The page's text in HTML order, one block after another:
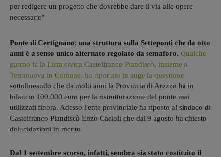
per redigere un progetto che dovrebbe dare il via alle opere
necessarie”
Ponte di Certignano: una struttura sulla Setteponti che da otto
anni è a senso unico alternato regolato da semaforo. Qualche
giorno fa la Lista civica Castelfranco Piandiscò, insieme a
Terranuova in Comune, ha riportato in auge la questione
sottolineando che da molti anni la Provincia di Arezzo ha in
bilancio 100.000 euro per la ristrutturazione del ponte mai
utilizzati finora. Adesso l'ente provinciale ha riposto al sindaco di
Castelfranco Piandiscò Enzo Cacioli che dal 9 agosto ha chiesto
delucidazioni in merito.
Dal 1 settembre scorso, infatti, sembra sia stato costituito il